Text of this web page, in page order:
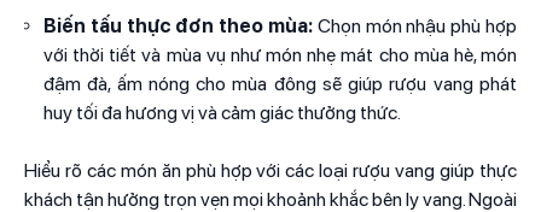
Biến tấu thực đơn theo mùa: Chọn món nhậu phù hợp
với thời tiết và mùa vụ như món nhẹ mát cho mùa hè, món
đậm đà, ấm nóng cho mùa đông sẽ giúp rượu vang phát
huy tối đa hương vị và cảm giác thưởng thức.
Hiểu rõ các món ăn phù hợp với các loại rượu vang giúp thực
khách tận hưởng trọn vẹn mọi khoảnh khắc bên ly vang. Ngoài